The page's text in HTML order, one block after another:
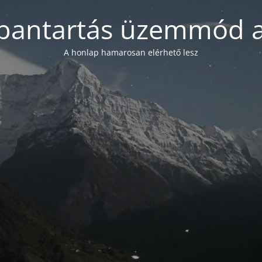
üzemmód
A honlap hamarosan elérhető lesz